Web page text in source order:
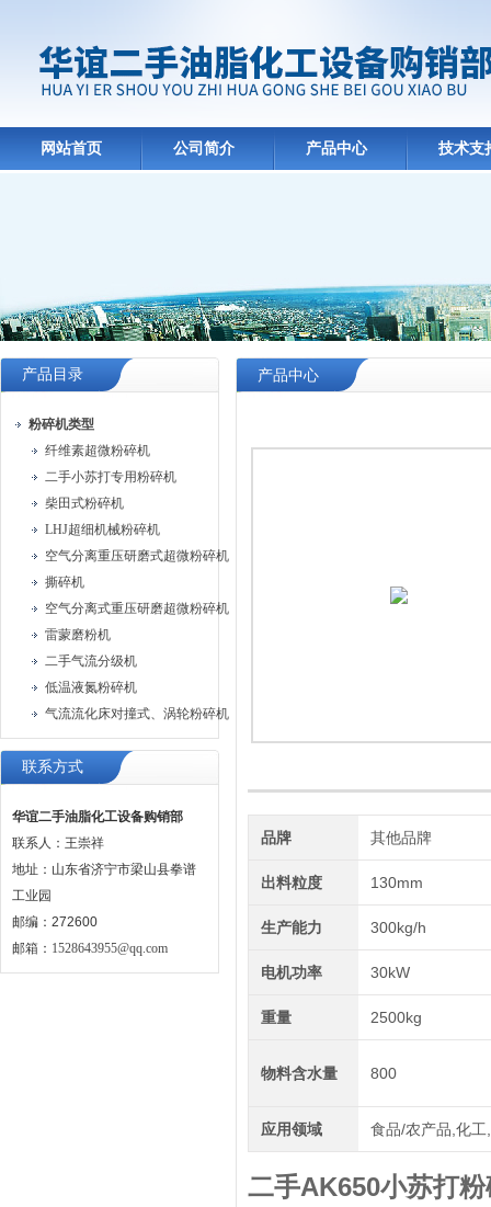
网站首页 公司简介 产品中心 技术支
产品目录
粉碎机类型
纤维素超微粉碎机
二手小苏打专用粉碎机
柴田式粉碎机
LHJ超细机械粉碎机
空气分离重压研磨式超微粉碎机
撕碎机
空气分离式重压研磨超微粉碎机
雷蒙磨粉机
二手气流分级机
低温液氮粉碎机
气流流化床对撞式、涡轮粉碎机
联系方式
华谊二手油脂化工设备购销部
联系人：王崇祥
地址：山东省济宁市梁山县拳谱
工业园
邮编：272600
邮箱： 1528643955@qq.com
产品中心
品牌 其他品牌
出料粒度 130mm
生产能力 300kg/h
电机功率 30kW
重量 2500kg
物料含水量 800
应用领域 食品/农产品,化
二手AK650小苏打